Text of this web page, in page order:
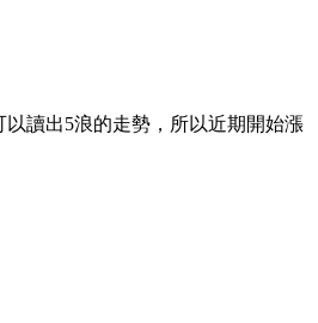
以讀出5浪的走勢，所以近期開始漲